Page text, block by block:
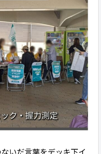
いだ言葉をデッキ下イ